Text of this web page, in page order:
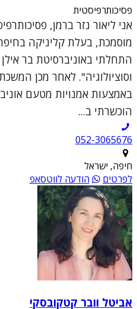
פסיכותרפיסטית
אני ליאור נזר ברמן,
מוסמכת, בעלת קליניקה
התחלתי באוניברסיטת בר אילן
וסוציולוגיה". לאחר מכן
באמצעות אמנויות מטעם
הוכשרתי ב...
052-3065676
חיפה, ישראל
לפרטים
הודעה לווטסאפ
אביטל וובר קטקובסקי